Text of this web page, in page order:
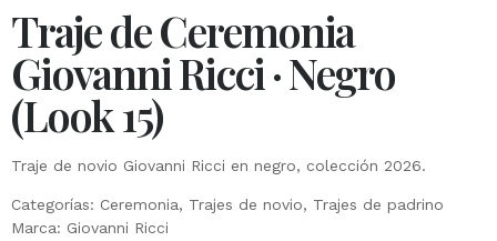
Traje de Ceremonia
Giovanni Ricci · Negro
(Look 15)
Traje de novio Giovanni Ricci en negro, colección 2026.
Categorías: Ceremonia, Trajes de novio, Trajes de padrino
Marca: Giovanni Ricci